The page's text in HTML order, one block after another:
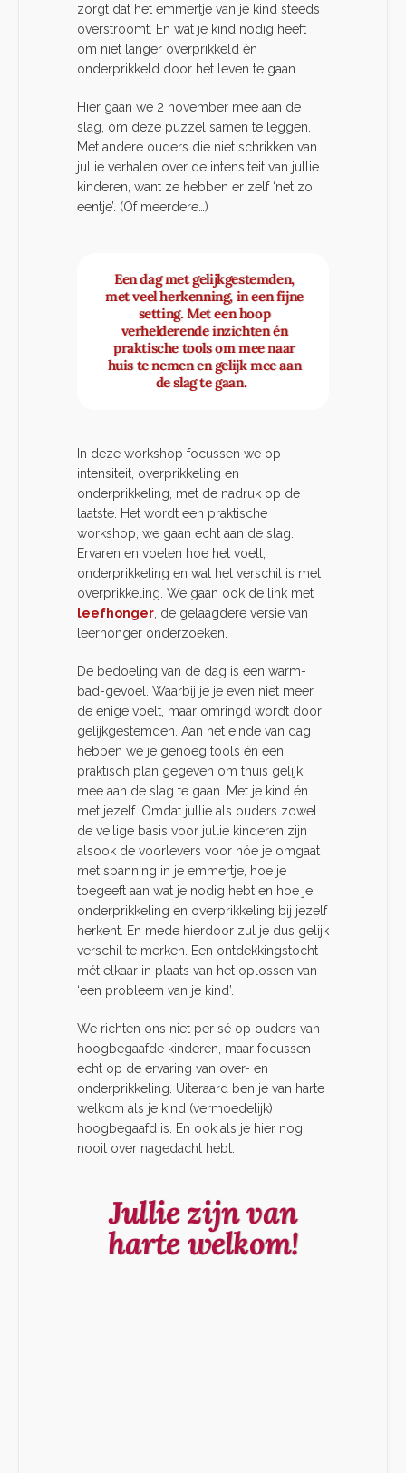
zorgt dat het emmertje van je kind steeds
overstroomt. En wat je kind nodig heeft
om niet langer overprikkeld én
onderprikkeld door het leven te gaan.
Hier gaan we 2 november mee aan de
slag, om deze puzzel samen te leggen.
Met andere ouders die niet schrikken van
jullie verhalen over de intensiteit van jullie
kinderen, want ze hebben er zelf ‘net zo
eentje’. (Of meerdere…)
Een dag met gelijkgestemden,
met veel herkenning, in een fijne
setting. Met een hoop
verhelderende inzichten én
praktische tools om mee naar
huis te nemen en gelijk mee aan
de slag te gaan.
In deze workshop focussen we op
intensiteit, overprikkeling en
onderprikkeling, met de nadruk op de
laatste. Het wordt een praktische
workshop, we gaan echt aan de slag.
Ervaren en voelen hoe het voelt,
onderprikkeling en wat het verschil is met
overprikkeling. We gaan ook de link met
leefhonger , de gelaagdere versie van
leerhonger onderzoeken.
De bedoeling van de dag is een warm-
bad-gevoel. Waarbij je je even niet meer
de enige voelt, maar omringd wordt door
gelijkgestemden. Aan het einde van dag
hebben we je genoeg tools én een
praktisch plan gegeven om thuis gelijk
mee aan de slag te gaan. Met je kind én
met jezelf. Omdat jullie als ouders zowel
de veilige basis voor jullie kinderen zijn
alsook de voorlevers voor hóe je omgaat
met spanning in je emmertje, hoe je
toegeeft aan wat je nodig hebt en hoe je
onderprikkeling en overprikkeling bij jezelf
herkent. En mede hierdoor zul je dus gelijk
verschil te merken. Een ontdekkingstocht
mét elkaar in plaats van het oplossen van
‘een probleem van je kind’.
We richten ons niet per sé op ouders van
hoogbegaafde kinderen, maar focussen
echt op de ervaring van over- en
onderprikkeling. Uiteraard ben je van harte
welkom als je kind (vermoedelijk)
hoogbegaafd is. En ook als je hier nog
nooit over nagedacht hebt.
Jullie zijn van
harte welkom!